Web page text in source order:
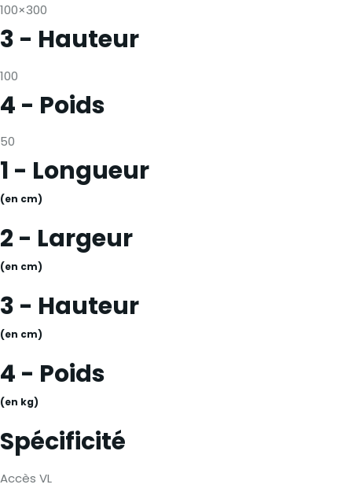
100×300
3 - Hauteur
100
4 - Poids
50
1 - Longueur
(en cm)
2 - Largeur
(en cm)
3 - Hauteur
(en cm)
4 - Poids
(en kg)
Spécificité
Accès VL